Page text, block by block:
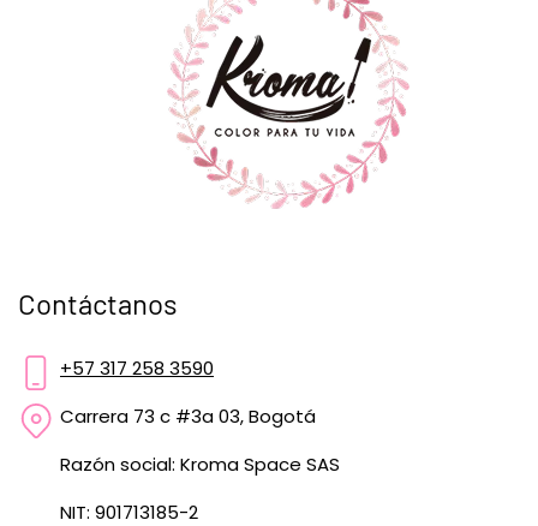
Contáctanos
+57 317 258 3590
Carrera 73 c #3a 03, Bogotá
Razón social: Kroma Space SAS
NIT: 901713185-2